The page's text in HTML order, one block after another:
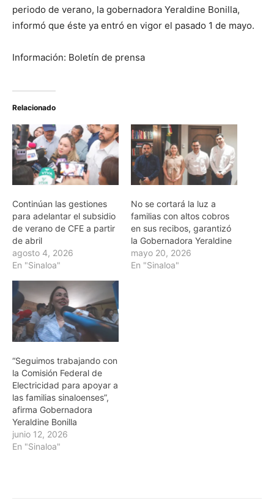
periodo de verano, la gobernadora Yeraldine Bonilla,
informó que éste ya entró en vigor el pasado 1 de mayo.
Información: Boletín de prensa
Relacionado
Continúan las gestiones
para adelantar el subsidio
de verano de CFE a partir
de abril
agosto 4, 2026
En "Sinaloa"
No se cortará la luz a
familias con altos cobros
en sus recibos, garantizó
la Gobernadora Yeraldine
mayo 20, 2026
En "Sinaloa"
“Seguimos trabajando con
la Comisión Federal de
Electricidad para apoyar a
las familias sinaloenses”,
afirma Gobernadora
Yeraldine Bonilla
junio 12, 2026
En "Sinaloa"